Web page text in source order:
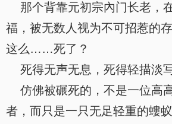
那个背靠元初宗內门长老，
福，被无数人视为不可招惹的
这么……死了？
死得无声无息，死得轻描淡写
仿佛被碾死的，不是一位高
者，而只是一只无足轻重的螻蚁